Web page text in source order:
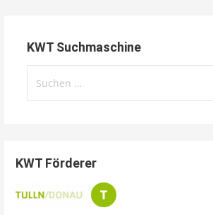
KWT Suchmaschine
nach:
KWT Förderer